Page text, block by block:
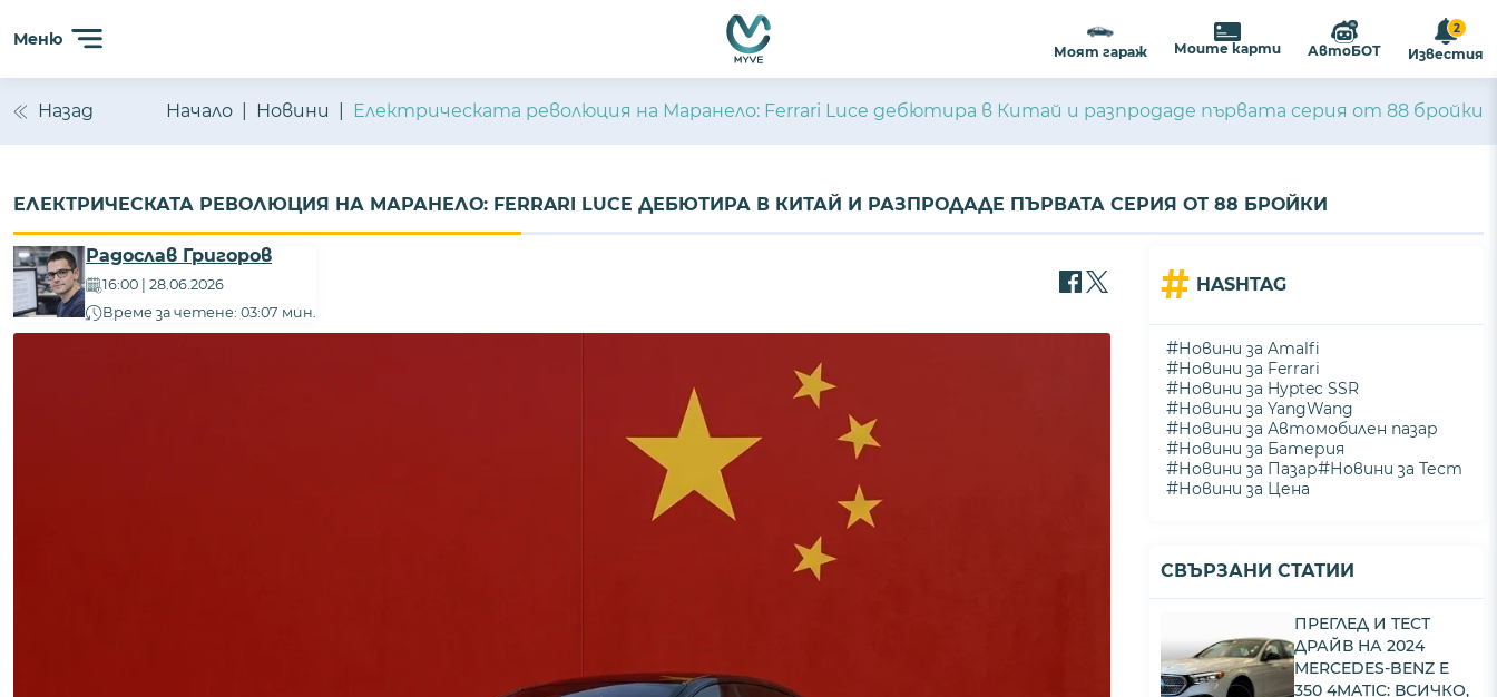
Меню
Моят гараж Моите карти АвтоБОТ
2
Известия
Назад Начало Новини Електрическата революция на Маранело: Ferrari Luce дебютира в Китай и разпродаде първата серия от 88 бройки
ЕЛЕКТРИЧЕСКАТА РЕВОЛЮЦИЯ НА МАРАНЕЛО: FERRARI LUCE ДЕБЮТИРА В КИТАЙ И РАЗПРОДАДЕ ПЪРВАТА СЕРИЯ ОТ 88 БРОЙКИ
Радослав Григоров
16:00 | 28.06.2026
Време за четене: 03:07 мин.
# HASHTAG
#Новини за Amalfi
#Новини за Ferrari
#Новини за Hyptec SSR
#Новини за YangWang
#Новини за Автомобилен пазар
#Новини за Батерия
#Новини за Пазар#Новини за Тест
#Новини за Цена
СВЪРЗАНИ СТАТИИ
ПРЕГЛЕД И ТЕСТ
ДРАЙВ НА 2024
MERCEDES-BENZ E
350 4MATIC: ВСИЧКО,